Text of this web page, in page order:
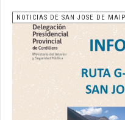
NOTICIAS DE SAN JOSE DE